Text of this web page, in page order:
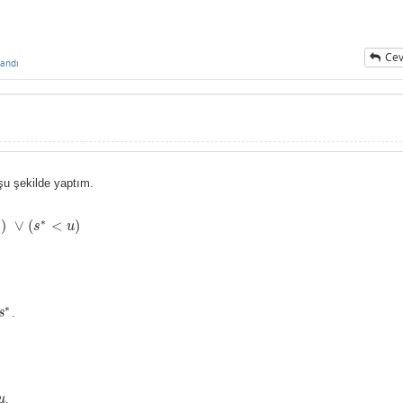
şekilde yaptım.
)) ∨
∨ (s∗
( s∗ <
< u)
u)
s∗
s∗.
.